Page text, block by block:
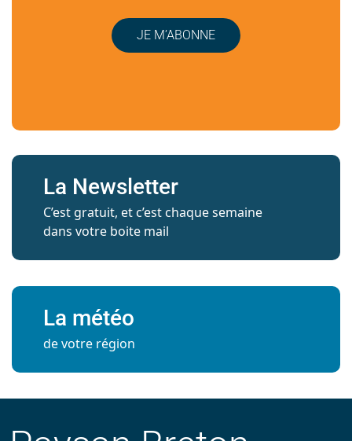
JE M’ABONNE
La Newsletter
C’est gratuit, et c’est chaque semaine
dans votre boite mail
La météo
de votre région